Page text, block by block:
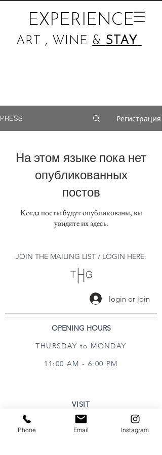
EXPERIENCE
ART , WINE & STAY
PRESS Регистрация
На этом языке пока нет
опубликованных
постов
Когда посты будут опубликованы, вы
увидите их здесь.
JOIN THE MAILING LIST / LOGIN HERE:
login or join
OPENING HOURS
THURSDAY to MONDAY
11:00 AM - 6:00 PM
VISIT
320 Healdsburg Ave
Phone Email Instagram